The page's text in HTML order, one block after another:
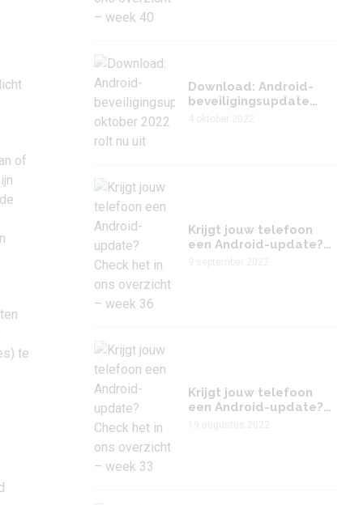
of
te
Download: Android-
beveiligingsupdate
Krijgt jouw telefoon
een Android-update?
Krijgt jouw telefoon
een Android-update?